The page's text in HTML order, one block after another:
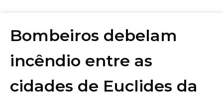
Bombeiros debelam
incêndio entre as
cidades de Euclides da